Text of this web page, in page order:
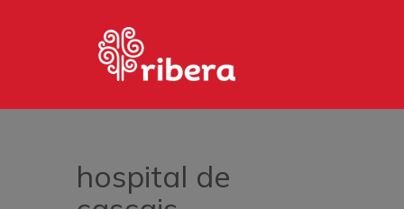
PAGES
MARKETPLACE
hospital de